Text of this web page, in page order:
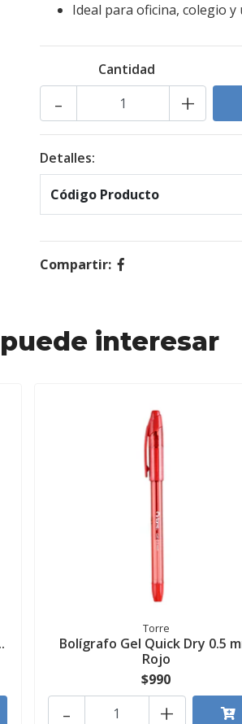
Ideal para oficina, colegio y
Cantidad
+
-
Detalles:
Código Producto
Compartir:
interesar
Torre
Bolígrafo Gel Quick Dry 0.5
Rojo
$990
+
-